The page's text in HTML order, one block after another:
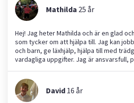
Mathilda 25 år
Hej! Jag heter Mathilda och är en glad
som tycker om att hjälpa till. Jag kan
och barn, ge läxhjälp, hjälpa till med
vardagliga uppgifter. Jag är ansvarsfull,
trygg.
David 16 år